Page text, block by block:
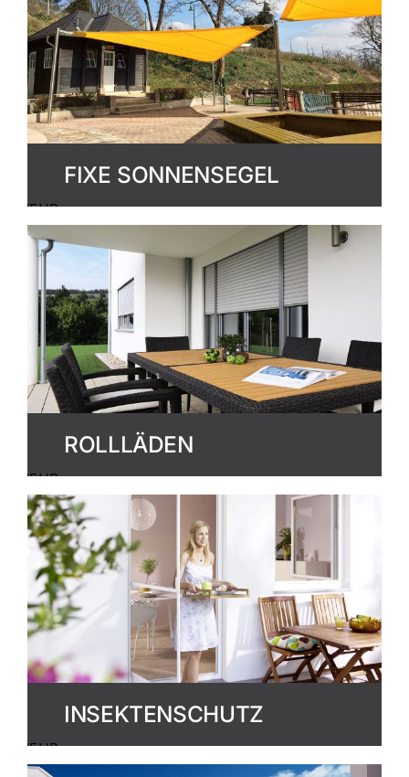
FIXE SONNENSEGEL
MEHR
ERFAHREN
ROLLLÄDEN
MEHR
ERFAHREN
INSEKTENSCHUTZ
MEHR
ERFAHREN